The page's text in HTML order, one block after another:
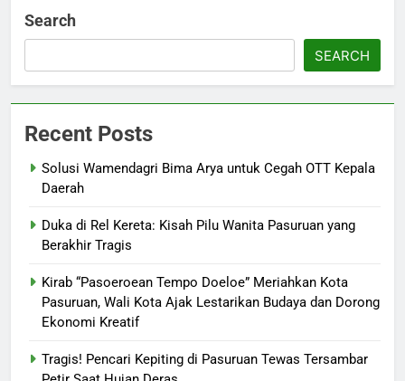
Search
SEARCH
Recent Posts
Solusi Wamendagri Bima Arya untuk Cegah OTT Kepala
Daerah
Duka di Rel Kereta: Kisah Pilu Wanita Pasuruan yang
Berakhir Tragis
Kirab “Pasoeroean Tempo Doeloe” Meriahkan Kota
Pasuruan, Wali Kota Ajak Lestarikan Budaya dan Dorong
Ekonomi Kreatif
Tragis! Pencari Kepiting di Pasuruan Tewas Tersambar